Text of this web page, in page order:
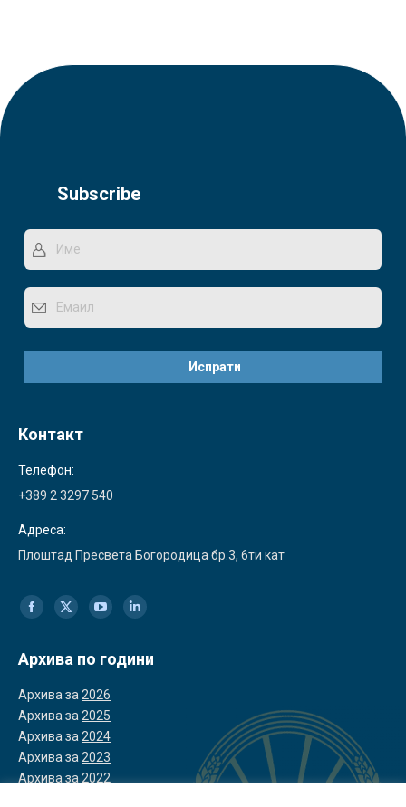
Subscribe
Контакт
Телефон:
+389 2 3297 540
Адреса:
Плоштад Пресвета Богородица бр.3, 6ти кат
Find us on:
Facebook
page
in
new
window
X
page
in
new
window
YouTube
page
in
new
window
Linkedin
page
window
Архива по години
Архива за 2026
Архива за 2025
Архива за 2024
Архива за 2023
Архива за2022